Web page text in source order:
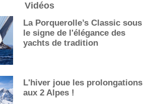
stars de l’été
de l’été
des grappes du Guide Michelin
Vidéos
La Porquerolle’s Classic sous
le signe de l'élégance des
yachts de tradition
L'hiver joue les prolongations
aux 2 Alpes !